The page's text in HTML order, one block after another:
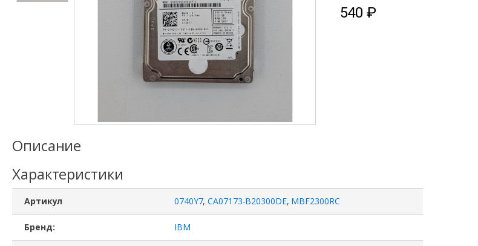
540₽
Описание
Характеристики
Артикул 0740Y7,CA07173-B20300DE, MBF2300RC
Бренд: IBM